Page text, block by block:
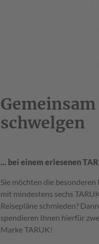
schwelgen
... bei einem erlesenen
Sie möchten die
mit mindestens sechs
Reisepläne schmieden?
spendieren Ihnen hierfür
Marke TARUK!